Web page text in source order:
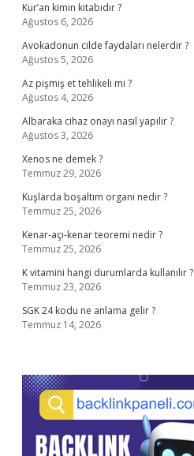
Kur’an kimin kitabıdır ?
Ağustos 6, 2026
Avokadonun cilde faydaları nelerdir ?
Ağustos 5, 2026
Az pişmiş et tehlikeli mi ?
Ağustos 4, 2026
Albaraka cihaz onayı nasıl yapılır ?
Ağustos 3, 2026
Xenos ne demek ?
Temmuz 29, 2026
Kuşlarda boşaltım organı nedir ?
Temmuz 25, 2026
Kenar-açı-kenar teoremi nedir ?
Temmuz 25, 2026
K vitamini hangi durumlarda kullanılır ?
Temmuz 23, 2026
SGK 24 kodu ne anlama gelir ?
Temmuz 14, 2026